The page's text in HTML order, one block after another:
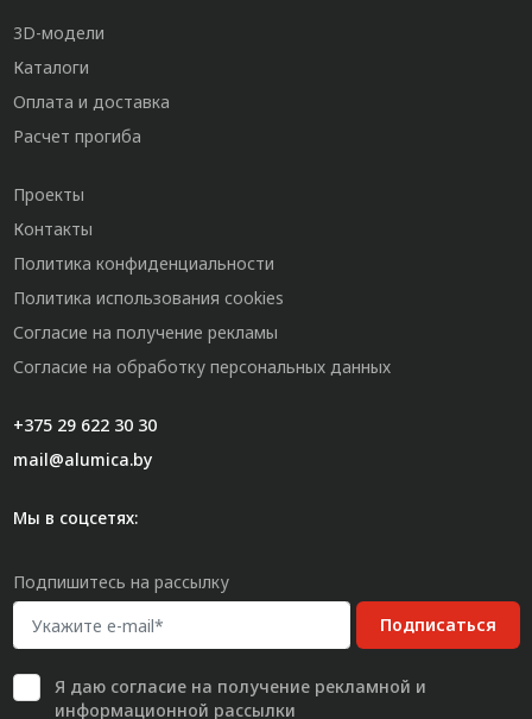
3D-модели
Каталоги
Оплата и доставка
Расчет прогиба
Проекты
Контакты
Политика конфиденциальности
Политика использования cookies
Согласие на получение рекламы
Согласие на обработку персональных данных
+375 29 622 30 30
mail@alumica.by
Мы в соцсетях:
Подпишитесь на рассылку
Подписаться
Я даю согласиена получение рекламной и
информационной рассылки